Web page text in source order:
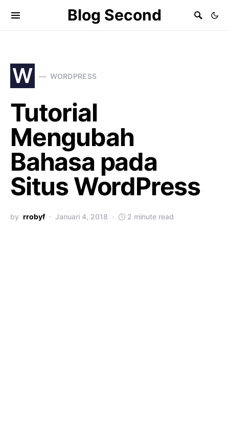
Blog Second
W WORDPRESS
Tutorial
Mengubah
Bahasa pada
Situs WordPress
by rrobyf Januari 4, 2018 2 minute read